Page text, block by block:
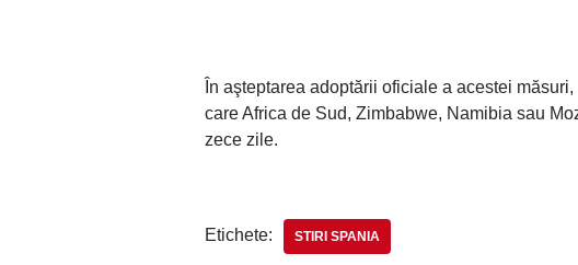
În aşteptarea adoptării oficiale a acestei
care Africa de Sud, Zimbabwe, Namibia sau
zece zile.
Etichete: STIRI SPANIA